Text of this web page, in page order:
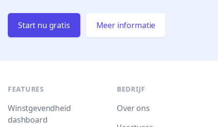
Start nu gratis Meer informatie
FEATURES
Winstgevendheid
dashboard
BEDRIJF
Over ons